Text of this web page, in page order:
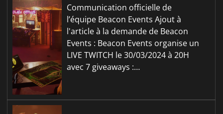
Communication officielle de
l’équipe Beacon Events Ajout à
l'article à la demande de Beacon
Events : Beacon Events organise un
LIVE TWITCH le 30/03/2024 à 20H
avec 7 giveaways :…